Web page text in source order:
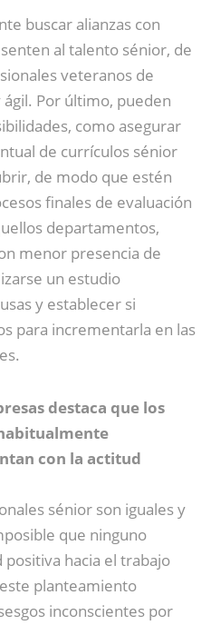
buscar alianzas con
al talento sénior, de
veteranos de
Por último, pueden
como asegurar
de currículos sénior
de modo que estén
finales de evaluación
departamentos,
menor presencia de
un estudio
y establecer si
para incrementarla en las
destaca que los
con la actitud
sénior son iguales y
que ninguno
hacia el trabajo
planteamiento
inconscientes por